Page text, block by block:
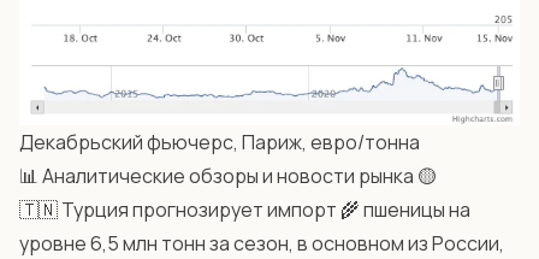
Декабрьский фьючерс, Париж, евро/тонна
📊 Аналитические обзоры и новости рынка 🟡
🇹🇳 Турция прогнозирует импорт 🌾 пшеницы на
уровне 6,5 млн тонн за сезон, в основном из России,